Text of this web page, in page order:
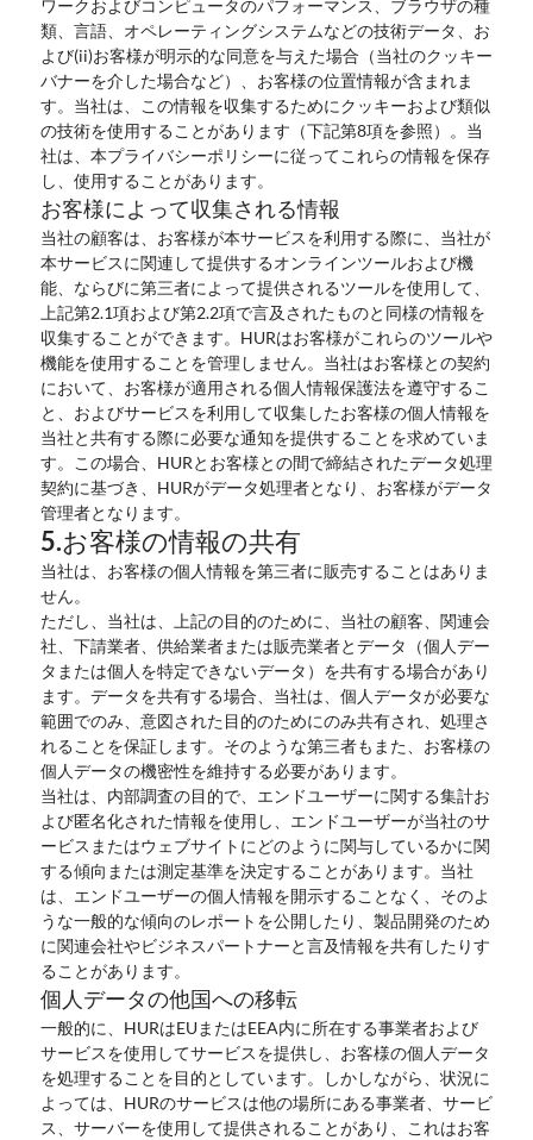
ワークおよびコンピュータのパフォーマンス、ブラウザの種
類、言語、オペレーティングシステムなどの技術データ、お
よび(ii)お客様が明示的な同意を与えた場合（当社のクッキー
バナーを介した場合など）、お客様の位置情報が含まれま
す。当社は、この情報を収集するためにクッキーおよび類似
の技術を使用することがあります（下記第8項を参照）。当
社は、本プライバシーポリシーに従ってこれらの情報を保存
し、使用することがあります。
お客様によって収集される情報
当社の顧客は、お客様が本サービスを利用する際に、当社が
本サービスに関連して提供するオンラインツールおよび機
能、ならびに第三者によって提供されるツールを使用して、
上記第2.1項および第2.2項で言及されたものと同様の情報を
収集することができます。HURはお客様がこれらのツールや
機能を使用することを管理しません。当社はお客様との契約
において、お客様が適用される個人情報保護法を遵守するこ
と、およびサービスを利用して収集したお客様の個人情報を
当社と共有する際に必要な通知を提供することを求めていま
す。この場合、HURとお客様との間で締結されたデータ処理
契約に基づき、HURがデータ処理者となり、お客様がデータ
管理者となります。
5.お客様の情報の共有
当社は、お客様の個人情報を第三者に販売することはありま
せん。
ただし、当社は、上記の目的のために、当社の顧客、関連会
社、下請業者、供給業者または販売業者とデータ（個人デー
タまたは個人を特定できないデータ）を共有する場合があり
ます。データを共有する場合、当社は、個人データが必要な
範囲でのみ、意図された目的のためにのみ共有され、処理さ
れることを保証します。そのような第三者もまた、お客様の
個人データの機密性を維持する必要があります。
当社は、内部調査の目的で、エンドユーザーに関する集計お
よび匿名化された情報を使用し、エンドユーザーが当社のサ
ービスまたはウェブサイトにどのように関与しているかに関
する傾向または測定基準を決定することがあります。当社
は、エンドユーザーの個人情報を開示することなく、そのよ
うな一般的な傾向のレポートを公開したり、製品開発のため
に関連会社やビジネスパートナーと言及情報を共有したりす
ることがあります。
個人データの他国への移転
一般的に、HURはEUまたはEEA内に所在する事業者および
サービスを使用してサービスを提供し、お客様の個人データ
を処理することを目的としています。しかしながら、状況に
よっては、HURのサービスは他の場所にある事業者、サービ
ス、サーバーを使用して提供されることがあり、これはお客